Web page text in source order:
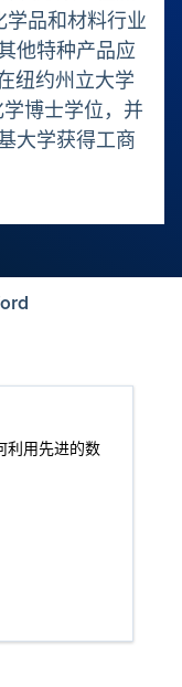
品和材料行业
他特种产品应
纽约州立大学
博士学位，并
大学获得工商
利用先进的数